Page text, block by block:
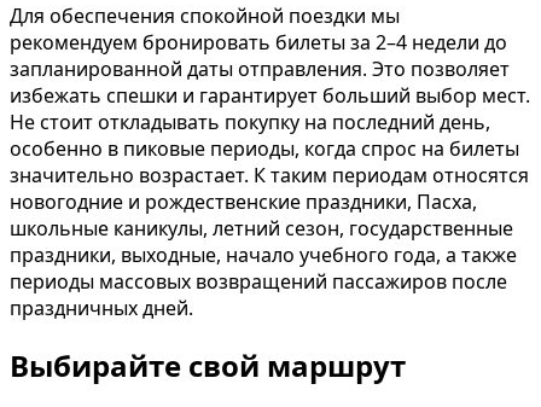
Для обеспечения спокойной поездки мы
рекомендуем бронировать билеты за 2–4 недели до
запланированной даты отправления. Это позволяет
избежать спешки и гарантирует больший выбор мест.
Не стоит откладывать покупку на последний день,
особенно в пиковые периоды, когда спрос на билеты
значительно возрастает. К таким периодам относятся
новогодние и рождественские праздники, Пасха,
школьные каникулы, летний сезон, государственные
праздники, выходные, начало учебного года, а также
периоды массовых возвращений пассажиров после
праздничных дней.
Выбирайте свой маршрут